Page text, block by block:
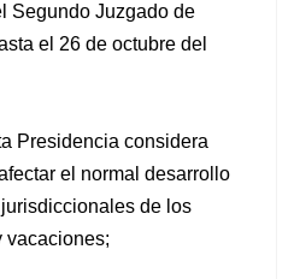
Segundo Juzgado de
el 26 de octubre del
Presidencia considera
el normal desarrollo
de los
vacaciones;